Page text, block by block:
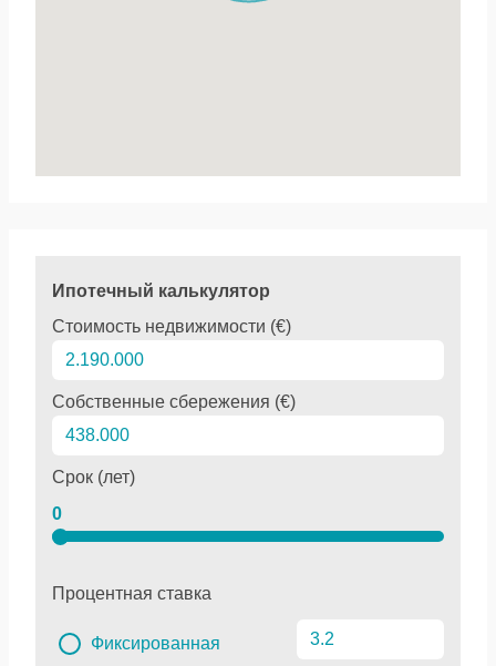
Ипотечный калькулятор
Стоимость недвижимости (€)
Собственные сбережения (€)
Срок (лет)
0
Процентная ставка
Фиксированная